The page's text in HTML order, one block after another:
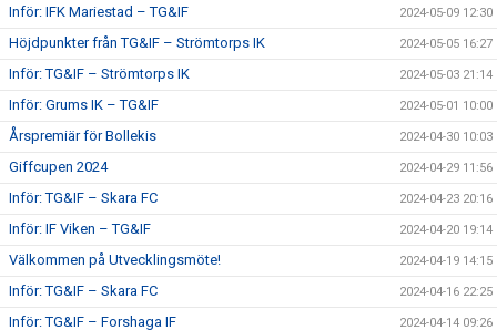
Inför: IFK Mariestad – TG&IF 2024-05-09 12:30
Höjdpunkter från TG&IF – Strömtorps IK 2024-05-05 16:27
Inför: TG&IF – Strömtorps IK 2024-05-03 21:14
Inför: Grums IK – TG&IF 2024-05-01 10:00
Årspremiär för Bollekis 2024-04-30 10:03
Giffcupen 2024 2024-04-29 11:56
Inför: TG&IF – Skara FC 2024-04-23 20:16
Inför: IF Viken – TG&IF 2024-04-20 19:14
Välkommen på Utvecklingsmöte! 2024-04-19 14:15
Inför: TG&IF – Skara FC 2024-04-16 22:25
Inför: TG&IF – Forshaga IF 2024-04-14 09:26